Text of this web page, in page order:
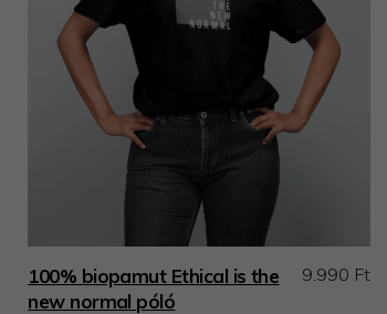
100% biopamut Ethical is the
new normal póló
9.990 Ft